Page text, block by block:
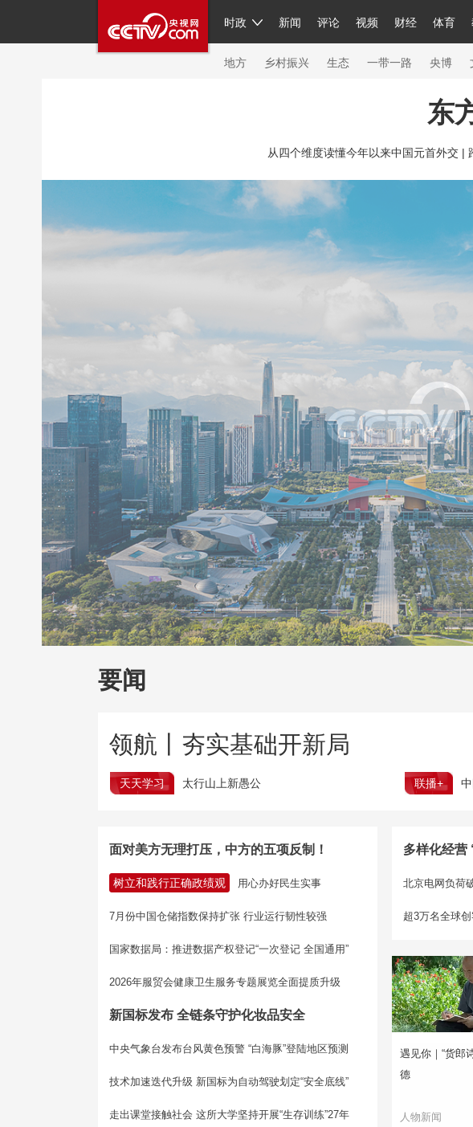
时政 新闻 评论 视频 财经 体育
人民领袖习近平 联播+ 中国领导人 央视
直播 片库 栏目大全 节目单 听音
繁体 海外频道 iPanda English Монгол
地方 乡村振兴 生态 一带一路 央博
国家
新闻 国内 国际 评论 经济 军事 科技 法治 文娱
联播+ 热解读 天天学习 央
视频 小央视频 小央直播 直播中国 熊猫频道
新兵请入列 人生第一
CCTV奥林匹克频道 生活体育大会
非遗
大国智造 大国展会 大国保险 云顶对话 云起 超级工厂
CCTV.节目官网 直播 节目单 栏目 片库 热播榜 总
东
从四个维度读懂今年以来中国元首外交 |
要闻
领航丨夯实基础开新局
天天学习 太行山上新愚公 联播+
面对美方无理打压，中方的五项反制！
树立和践行正确政绩观 用心办好民生实事
7月份中国仓储指数保持扩张 行业运行韧性较强
国家数据局：推进数据产权登记“一次登记 全国通用”
2026年服贸会健康卫生服务专题展览全面提质升级
新国标发布 全链条守护化妆品安全
中央气象台发布台风黄色预警 “白海豚”登陆地区预测
技术加速迭代升级 新国标为自动驾驶划定“安全底线”
走出课堂接触社会 这所大学坚持开展“生存训练”27年
多样化经营
北京电网负荷
超3万名全球
遇见你｜“货郎
德
人物新闻